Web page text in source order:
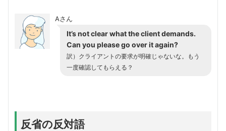
Aさん
It’s not clear what the client demands.
Can you please go over it again?
訳）クライアントの要求が明確じゃないな。もう
一度確認してもらえる？
反省の反対語